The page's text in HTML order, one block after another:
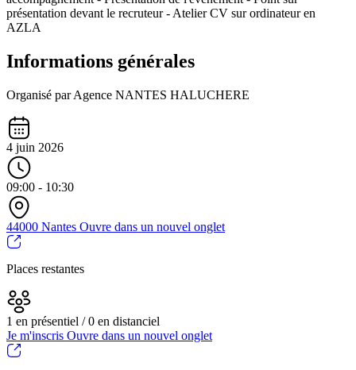
présentation devant le recruteur - Atelier CV sur ordinateur en
AZLA
Informations générales
Organisé par Agence NANTES HALUCHERE
4 juin 2026
09:00 - 10:30
44000 Nantes Ouvre dans un nouvel onglet
Places restantes
1 en présentiel / 0 en distanciel
Je m'inscris Ouvre dans un nouvel onglet